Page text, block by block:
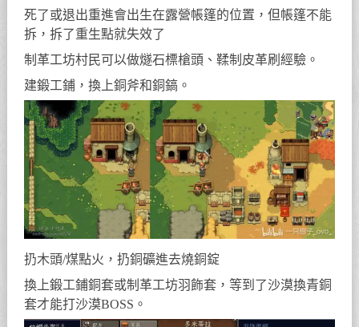
死了或退出重進會出生在露營帳篷的位置，但帳篷不能
拆，拆了重生點就失效了
制革工坊村民可以做燧石標槍頭、鞣制皮革刷經驗。
建鍛工鋪，換上銅斧和銅鎬。
扔木頭/煤點火，扔銅礦進去燒銅錠
換上鍛工鋪銅套或制革工坊羽飾套，等到了沙漠換青銅
套才能打沙漠BOSS。